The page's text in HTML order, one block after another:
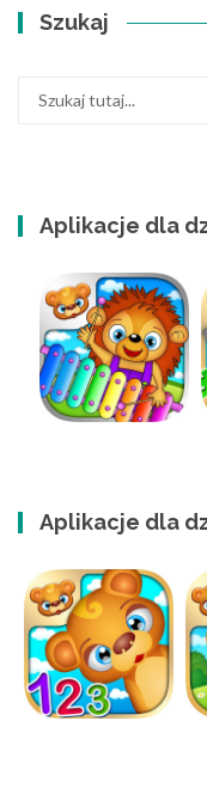
Szukaj
Aplikacje dla
Aplikacje dla